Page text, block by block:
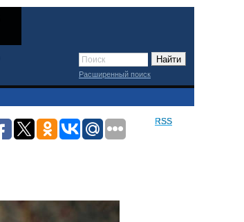
Расширенный поиск
RSS